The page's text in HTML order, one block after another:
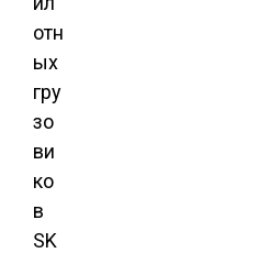
отн
ых
гру
зо
ви
ко
в
SK